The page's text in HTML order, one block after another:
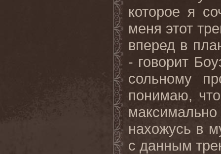
которое я
меня этот
вперед в
- говорит
сольному
понимаю,
максимально
нахожусь в
с данным